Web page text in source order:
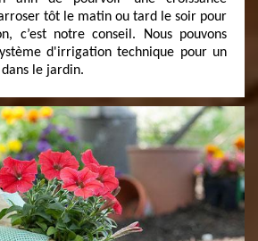
tôt le matin ou tard le soir pour
c’est notre conseil. Nous pouvons
d'irrigation technique pour un
le jardin.